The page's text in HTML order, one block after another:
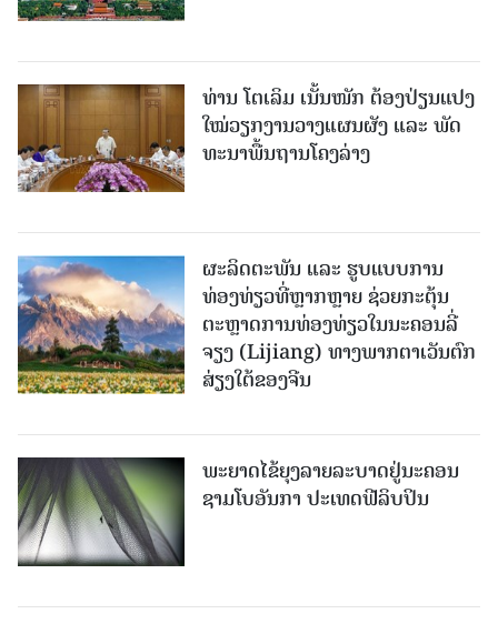
ທ່ານ ໂຕ​ເລິມ ເນັ້ນໜັກ ຕ້ອງ​ປ່ຽນ​ແປງ​
ໃໝ່​ວຽກ​ງານ​ວາງ​ແຜນ​ຜັງ ແລະ ​ພັດ​
ທະ​ນາ​ພື້ນ​ຖານ​ໂຄງ​ລ່າງ
ຜະລິດຕະພັນ ແລະ ຮູບແບບການ
ທ່ອງທ່ຽວທີ່ຫຼາກຫຼາຍ ຊ່ວຍກະຕຸ້ນ
ຕະຫຼາດການທ່ອງທ່ຽວໃນນະຄອນລີ່
ຈຽງ (Lijiang) ທາງພາກຕາເວັນຕົກ
ສ່ຽງໃຕ້ຂອງຈີນ
ພະຍາດໄຂ້ຍຸງລາຍລະບາດຢູ່ນະຄອນ
ຊາມໂບ​ອັນກາ ປະເທດຟີລິບປິນ